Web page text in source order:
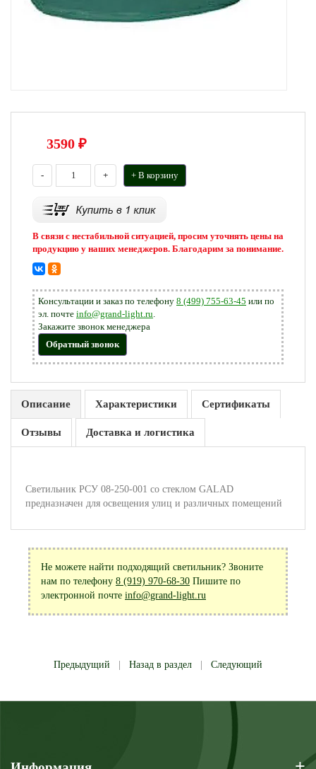
3590 ₽
- + + В корзину
В связи с нестабильной ситуацией, просим уточнять цены на
продукцию у наших менеджеров. Благодарим за понимание.
Консультации и заказ по телефону 8 (499) 755-63-45 или по
эл. почте info@grand-light.ru.
Закажите звонок менеджера
Обратный звонок
Описание Характеристики Сертификаты
Отзывы Доставка и логистика
Светильник РСУ 08-250-001 со стеклом GALAD
предназначен для освещения улиц и различных помещений
Не можете найти подходящий светильник? Звоните
нам по телефону 8 (919) 970-68-30 Пишите по
электронной почте info@grand-light.ru
Предыдущий Назад в раздел Следующий